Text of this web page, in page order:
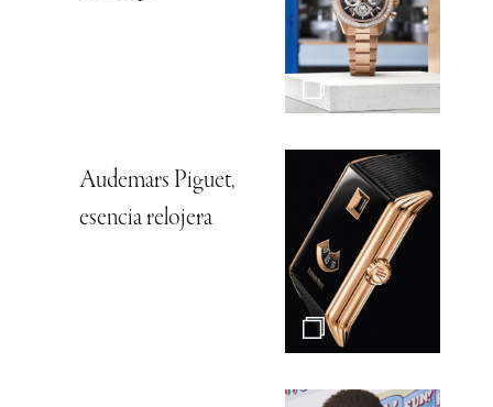
Audemars Piguet,
esencia relojera